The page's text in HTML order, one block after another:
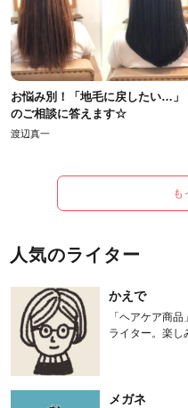
お悩み別！「地毛に戻したい…」
のご相談に答えます☆
渡辺真一
も
人気のライター
かえで
「ヘアケア商
ライター。楽し
メガネ